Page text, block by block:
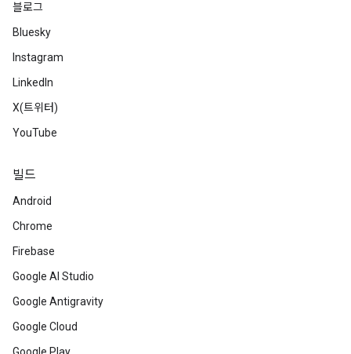
블로그
Bluesky
Instagram
LinkedIn
X(트위터)
YouTube
빌드
Android
Chrome
Firebase
Google AI Studio
Google Antigravity
Google Cloud